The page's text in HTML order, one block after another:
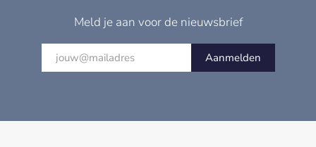
Meld je aan voor de nieuwsbrief
Aanmelden